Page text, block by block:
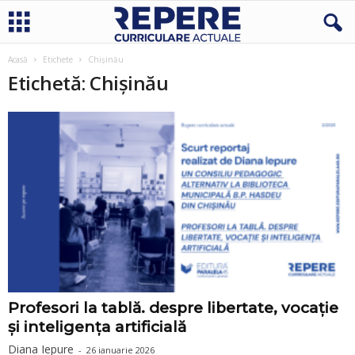
Acasă Etichete Chișinău
Etichetă: Chișinău
Profesori la tablă. despre libertate, vocație
și inteligența artificială
Diana Iepure - 26 ianuarie 2026